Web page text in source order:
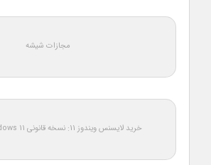
مجازات شیشه
خرید لایسنس ویندوز 11: نسخه قانونی Windows 11 اورجینال